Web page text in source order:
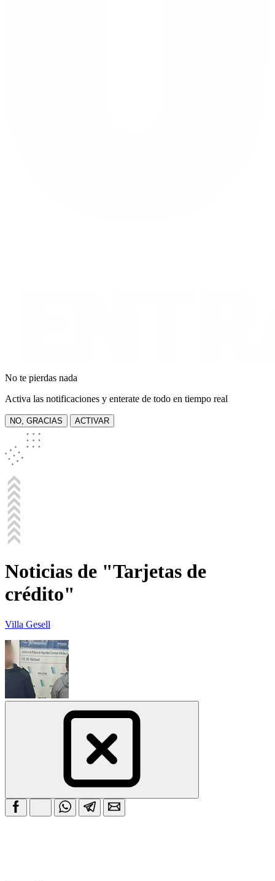
No te pierdas nada
Activa las notificaciones y enterate de todo en tiempo real
NO, GRACIAS ACTIVAR
Noticias de "Tarjetas de
crédito"
Villa Gesell